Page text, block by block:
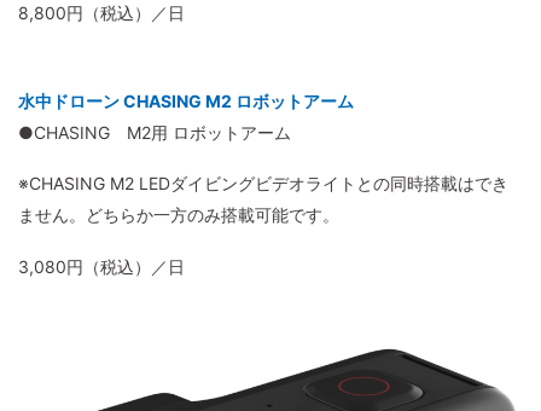
8,800円（税込）／日
水中ドローン CHASING M2 ロボットアーム
●CHASING M2用 ロボットアーム
※CHASING M2 LEDダイビングビデオライトとの同時搭載はでき
ません。どちらか一方のみ搭載可能です。
3,080円（税込）／日